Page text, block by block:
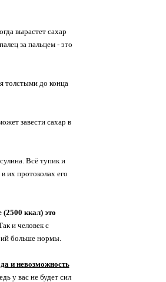
вырастет сахар
за пальцем - это
толстыми до конца
завести сахар в
Всё тупик и
их протоколах его
ккал) это
и человек с
больше нормы.
и невозможность
у вас не будет сил